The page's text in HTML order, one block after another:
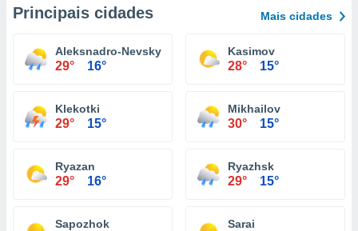
Principais cidades Mais cidades
Aleksnadro-Nevsky
29° 16°
Kasimov
28° 15°
Klekotki
29° 15°
Mikhailov
30° 15°
Ryazan
29° 16°
Ryazhsk
29° 15°
Sapozhok Sarai